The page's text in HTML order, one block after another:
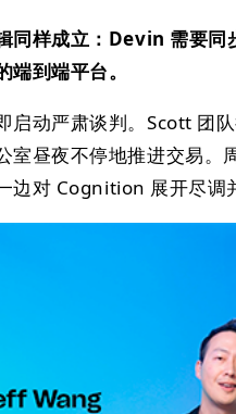
同样成立：Devin 需要同
端到端平台。
启动严肃谈判。Scott 团
室昼夜不停地推进交易。
边对 Cognition 展开尽调